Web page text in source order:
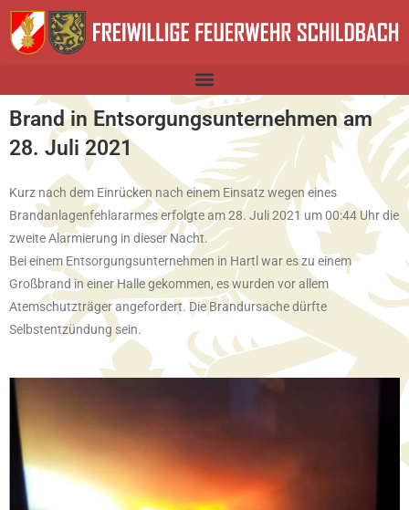
Brand in Entsorgungsunternehmen am
28. Juli 2021
Kurz nach dem Einrücken nach einem Einsatz wegen eines
Brandanlagenfehlararmes erfolgte am 28. Juli 2021 um 00:44 Uhr die
zweite Alarmierung in dieser Nacht.
Bei einem Entsorgungsunternehmen in Hartl war es zu einem
Großbrand in einer Halle gekommen, es wurden vor allem
Atemschutzträger angefordert. Die Brandursache dürfte
Selbstentzündung sein.